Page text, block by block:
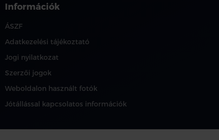
Információk
ÁSZF
Adatkezelési tájékoztató
Jogi nyilatkozat
Szerzői jogok
Weboldalon használt fotók
Jótállással kapcsolatos információk